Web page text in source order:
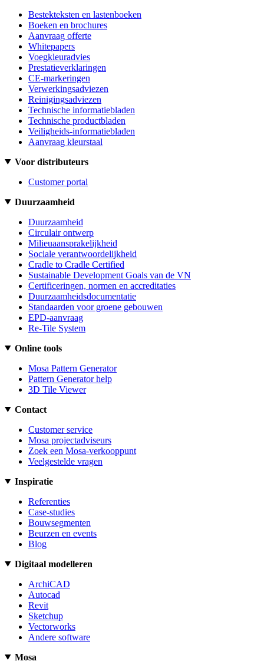
Bestekteksten en lastenboeken
Boeken en brochures
Aanvraag offerte
Whitepapers
Voegkleuradvies
Prestatieverklaringen
CE-markeringen
Verwerkingsadviezen
Reinigingsadviezen
Technische informatiebladen
Technische productbladen
Veiligheids-informatiebladen
Aanvraag kleurstaal
Voor distributeurs
Customer portal
Duurzaamheid
Duurzaamheid
Circulair ontwerp
Milieuaansprakelijkheid
Sociale verantwoordelijkheid
Cradle to Cradle Certified
Sustainable Development Goals van de VN
Certificeringen, normen en accreditaties
Duurzaamheidsdocumentatie
Standaarden voor groene gebouwen
EPD-aanvraag
Re-Tile System
Online tools
Mosa Pattern Generator
Pattern Generator help
3D Tile Viewer
Contact
Customer service
Mosa projectadviseurs
Zoek een Mosa-verkooppunt
Veelgestelde vragen
Inspiratie
Referenties
Case-studies
Bouwsegmenten
Beurzen en events
Blog
Digitaal modelleren
ArchiCAD
Autocad
Revit
Sketchup
Vectorworks
Andere software
Mosa